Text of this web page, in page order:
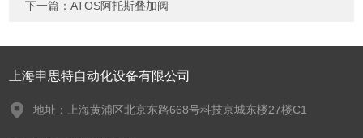
下一篇：ATOS阿托斯叠加阀
上海申思特自动化设备有限公司
地址：上海黄浦区北京东路668号科技京城东楼27楼C1